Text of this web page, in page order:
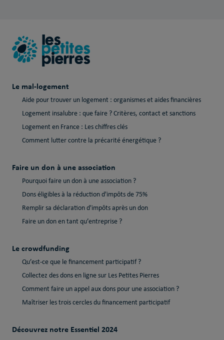
Le mal-logement
Aide pour trouver un logement : organismes et aides financières
Logement insalubre : que faire ? Critères, contact et sanctions
Logement en France : Les chiffres clés
Comment lutter contre la précarité énergétique ?
Faire un don à une association
Pourquoi faire un don à une association ?
Dons éligibles à la réduction d'impôts de 75%
Remplir sa déclaration d'impôts après un don
Faire un don en tant qu’entreprise ?
Le crowdfunding
Qu’est-ce que le financement participatif ?
Collectez des dons en ligne sur Les Petites Pierres
Comment faire un appel aux dons pour une association ?
Maîtriser les trois cercles du financement participatif
Découvrez notre Essentiel 2024